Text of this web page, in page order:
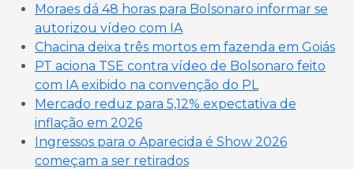
Moraes dá 48 horas para Bolsonaro informar se
autorizou vídeo com IA
Chacina deixa três mortos em fazenda em Goiás
PT aciona TSE contra vídeo de Bolsonaro feito
com IA exibido na convenção do PL
Mercado reduz para 5,12% expectativa de
inflação em 2026
Ingressos para o Aparecida é Show 2026
começam a ser retirados